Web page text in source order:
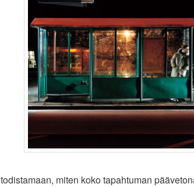
todistamaan, miten koko tapahtuman